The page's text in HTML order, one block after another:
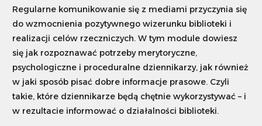
Regularne komunikowanie się z mediami przyczynia się
do wzmocnienia pozytywnego wizerunku biblioteki i
realizacji celów rzeczniczych. W tym module dowiesz
się jak rozpoznawać potrzeby merytoryczne,
psychologiczne i proceduralne dziennikarzy, jak również
w jaki sposób pisać dobre informacje prasowe. Czyli
takie, które dziennikarze będą chętnie wykorzystywać – i
w rezultacie informować o działalności biblioteki.